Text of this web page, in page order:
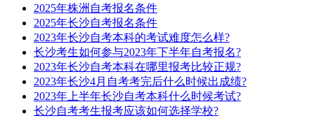
2025年株洲自考报名条件​
2025年长沙自考报名条件
2023年长沙自考本科的考试难度怎么样?
长沙考生如何参与2023年下半年自考报名?
2023年长沙自考本科在哪里报考比较正规?
2023年长沙4月自考考完后什么时候出成绩?
2023年上半年长沙自考本科什么时候考试?
长沙自考考生报考应该如何选择学校?